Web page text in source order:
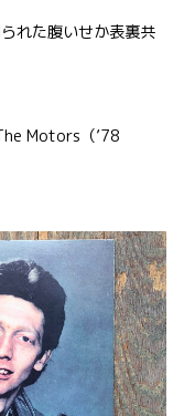
れた腹いせか表裏共
Motors（’78